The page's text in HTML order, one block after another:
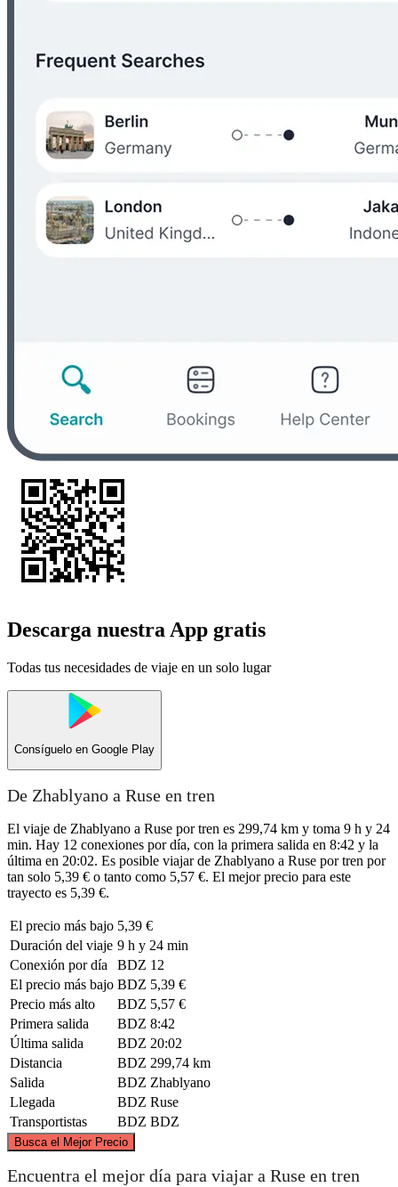
Descarga nuestra App gratis
Todas tus necesidades de viaje en un solo lugar
Consíguelo en Google Play
De Zhablyano a Ruse en tren
El viaje de Zhablyano a Ruse por tren es 299,74 km y toma 9 h y 24
min. Hay 12 conexiones por día, con la primera salida en 8:42 y la
última en 20:02. Es posible viajar de Zhablyano a Ruse por tren por
tan solo 5,39 € o tanto como 5,57 €. El mejor precio para este
trayecto es 5,39 €.
El precio más bajo 5,39 €
Duración del viaje 9 h y 24 min
Conexión por día
BDZ 12
El precio más bajo BDZ 5,39 €
Precio más alto
BDZ 5,57 €
Primera salida
BDZ 8:42
Última salida
BDZ 20:02
Distancia
BDZ 299,74 km
Salida
BDZ Zhablyano
Llegada
BDZ Ruse
Transportistas
BDZ BDZ
Busca el Mejor Precio
Encuentra el mejor día para viajar a Ruse en tren